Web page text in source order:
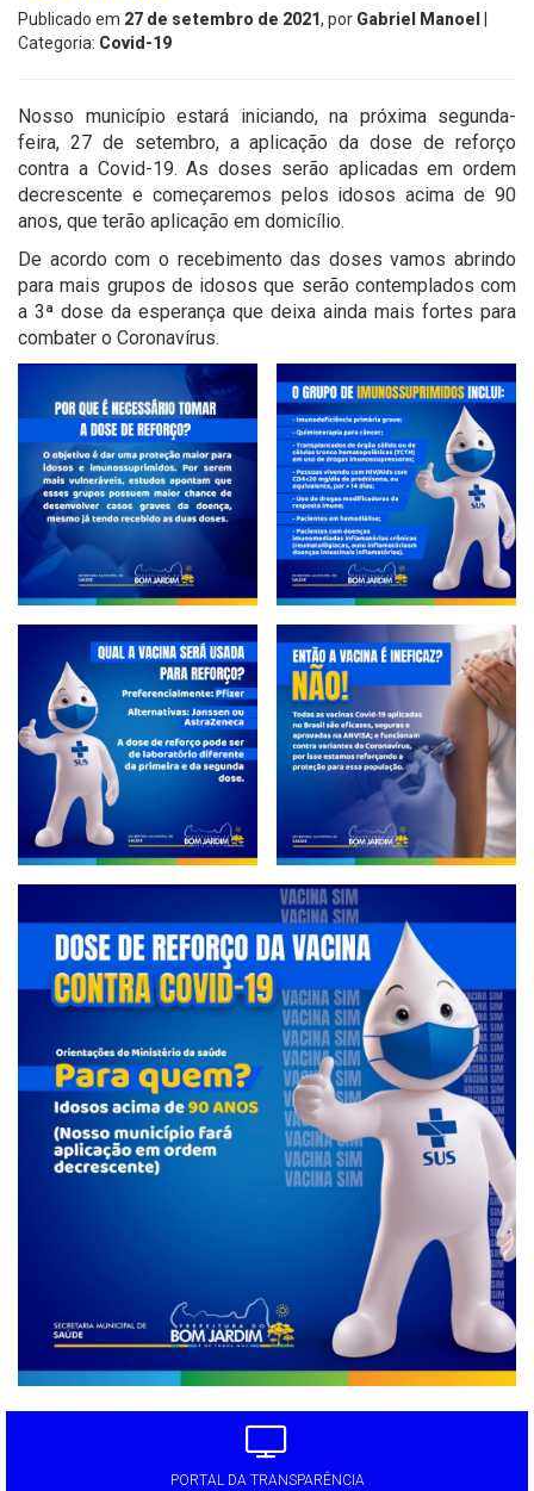
Publicado em 27 de setembro de 2021, por Gabriel Manoel
Categoria: Covid-19
Nosso município estará iniciando, na próxima segunda-
feira, 27 de setembro, a aplicação da dose de reforço
contra a Covid-19. As doses serão aplicadas em ordem
decrescente e começaremos pelos idosos acima de 90
anos, que terão aplicação em domicílio.
De acordo com o recebimento das doses vamos abrindo
para mais grupos de idosos que serão contemplados com
a 3ª dose da esperança que deixa ainda mais fortes para
combater o Coronavírus.
PORTAL DA TRANSPARÊNCIA